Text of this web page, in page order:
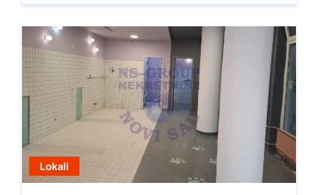
Lokali